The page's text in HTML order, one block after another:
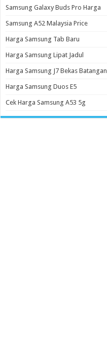
Samsung Galaxy Buds Pro Harga
Samsung A52 Malaysia Price
Harga Samsung Tab Baru
Harga Samsung Lipat Jadul
Harga Samsung J7 Bekas Batangan
Harga Samsung Duos E5
Cek Harga Samsung A53 5g